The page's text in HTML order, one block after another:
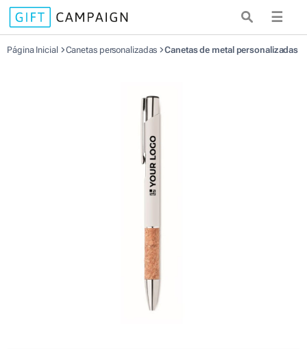
☰
Página Inicial Canetas personalizadas Canetas de metal personalizadas